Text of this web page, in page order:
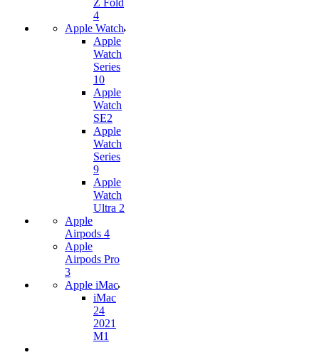
Z Fold
4
Apple Watch
Apple
Watch
Series
10
Apple
Watch
SE2
Apple
Watch
Series
9
Apple
Watch
Ultra 2
Apple
Airpods 4
Apple
Airpods Pro
3
Apple iMac
iMac
24
2021
M1